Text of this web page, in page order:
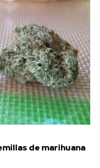
de marihuana